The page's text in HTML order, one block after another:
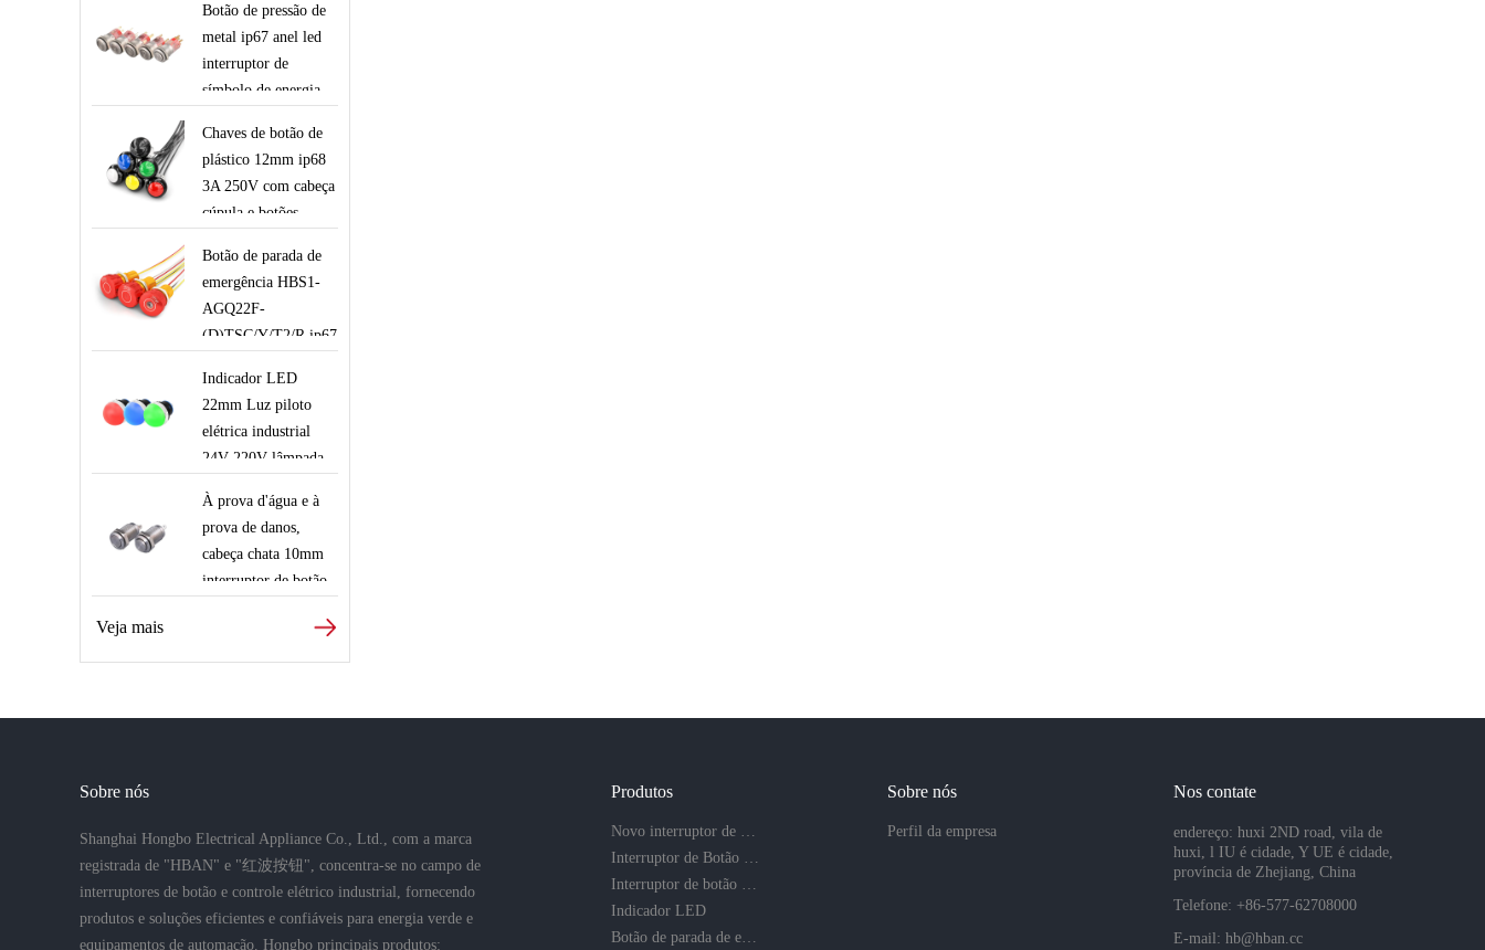
Botão de pressão de
metal ip67 anel led
interruptor de
símbolo de energia
Chaves de botão de
plástico 12mm ip68
3A 250V com cabeça
cúpula e botões
fios para
equipamentos
robóticos de alças
Botão de parada de
emergência HBS1-
AGQ22F-
(D)TSC/Y/T2/R ip67
em vermelho com
chaves de controle de
segurança de
com fios
Indicador LED
22mm Luz piloto
elétrica industrial
24V 220V lâmpada
vermelha verde azul
branca
À prova d'água e à
prova de danos,
cabeça chata 10mm
interruptor de botão
Veja mais
Sobre nós
Shanghai Hongbo Electrical Appliance Co., Ltd., com a marca
registrada de "HBAN" e "红波按钮", concentra-se no campo de
interruptores de botão e controle elétrico industrial, fornecendo
produtos e soluções eficientes e confiáveis para energia verde e
equipamentos de automação. Hongbo principais produtos:
Produtos
Indicador LED
Sobre nós
Perfil da empresa
Nos contate
endereço: huxi 2ND road, vila de
huxi, l IU é cidade, Y UE é cidade,
província de Zhejiang, China
Telefone: +86-577-62708000
E-mail: hb@hban.cc